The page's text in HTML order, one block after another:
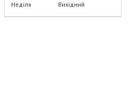
Неділя
Вихідний